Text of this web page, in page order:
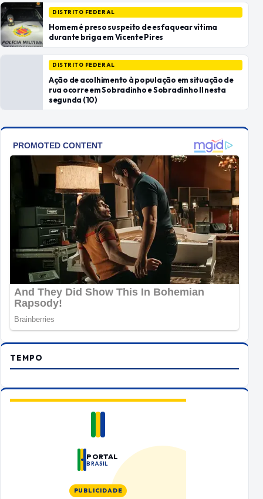
DISTRITO FEDERAL
Homem é preso suspeito de esfaquear vítima
durante briga em Vicente Pires
DISTRITO FEDERAL
Ação de acolhimento à população em situação de
rua ocorre em Sobradinho e Sobradinho II nesta
segunda (10)
TEMPO
PORTAL
BRASIL
PUBLICIDADE